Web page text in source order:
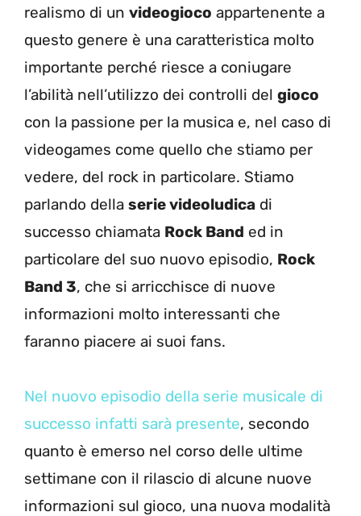
realismo di un videogioco appartenente a
questo genere è una caratteristica molto
importante perché riesce a coniugare
l’abilità nell’utilizzo dei controlli del gioco
con la passione per la musica e, nel caso di
videogames come quello che stiamo per
vedere, del rock in particolare. Stiamo
parlando della serie videoludica di
successo chiamata Rock Band ed in
particolare del suo nuovo episodio, Rock
Band 3, che si arricchisce di nuove
informazioni molto interessanti che
faranno piacere ai suoi fans.
Nel nuovo episodio della serie musicale di
successo infatti sarà presente, secondo
quanto è emerso nel corso delle ultime
settimane con il rilascio di alcune nuove
informazioni sul gioco, una nuova modalità